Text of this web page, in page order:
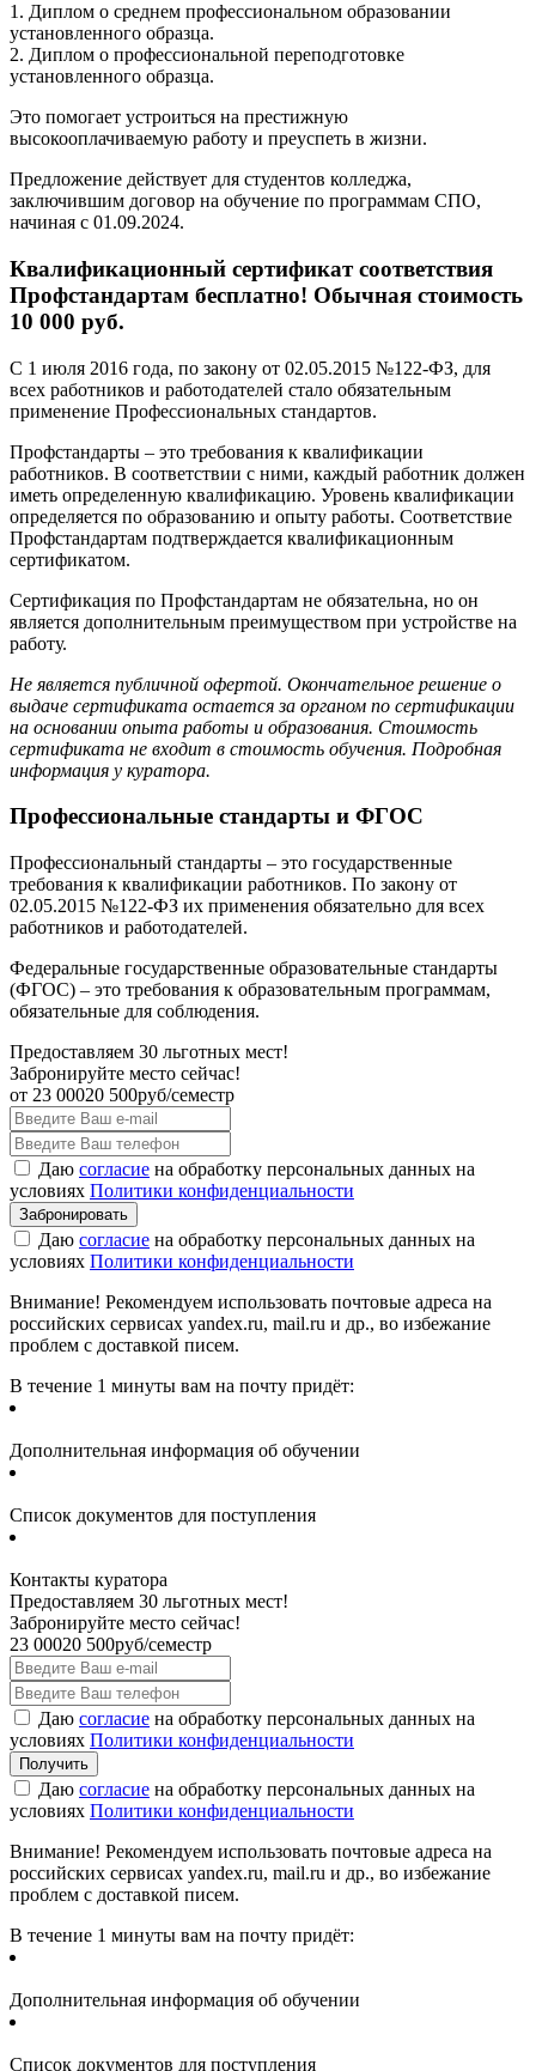
1. Диплом о среднем профессиональном образовании
установленного образца.
2. Диплом о профессиональной переподготовке
установленного образца.
Это помогает устроиться на престижную
высокооплачиваемую работу и преуспеть в жизни.
Предложение действует для студентов колледжа,
заключившим договор на обучение по программам СПО,
начиная с 01.09.2024.
Квалификационный сертификат соответствия
Профстандартам бесплатно! Обычная стоимость
10 000 руб.
С 1 июля 2016 года, по закону от 02.05.2015 №122-ФЗ, для
всех работников и работодателей стало обязательным
применение Профессиональных стандартов.
Профстандарты – это требования к квалификации
работников. В соответствии с ними, каждый работник должен
иметь определенную квалификацию. Уровень квалификации
определяется по образованию и опыту работы. Соответствие
Профстандартам подтверждается квалификационным
сертификатом.
Сертификация по Профстандартам не обязательна, но он
является дополнительным преимуществом при устройстве на
работу.
Не является публичной офертой. Окончательное решение о
выдаче сертификата остается за органом по сертификации
на основании опыта работы и образования. Стоимость
сертификата не входит в стоимость обучения. Подробная
информация у куратора.
Профессиональные стандарты и ФГОС
Профессиональный стандарты – это государственные
требования к квалификации работников. По закону от
02.05.2015 №122-ФЗ их применения обязательно для всех
работников и работодателей.
Федеральные государственные образовательные стандарты
(ФГОС) – это требования к образовательным программам,
обязательные для соблюдения.
Предоставляем 30 льготных мест!
Забронируйте место сейчас!
от 23 00020 500руб/семестр
Даю согласие на обработку персональных данных на
условиях Политики конфиденциальности
Даю согласие на обработку персональных данных на
условиях Политики конфиденциальности
Внимание! Рекомендуем использовать почтовые адреса на
российских сервисах yandex.ru, mail.ru и др., во избежание
проблем с доставкой писем.
В течение 1 минуты вам на почту придёт:
Дополнительная информация об обучении
Список документов для поступления
Контакты куратора
Предоставляем 30 льготных мест!
Забронируйте место сейчас!
23 00020 500руб/семестр
Даю согласие на обработку персональных данных на
условиях Политики конфиденциальности
Даю согласие на обработку персональных данных на
условиях Политики конфиденциальности
Внимание! Рекомендуем использовать почтовые адреса на
российских сервисах yandex.ru, mail.ru и др., во избежание
проблем с доставкой писем.
В течение 1 минуты вам на почту придёт:
Дополнительная информация об обучении
Список документов для поступления